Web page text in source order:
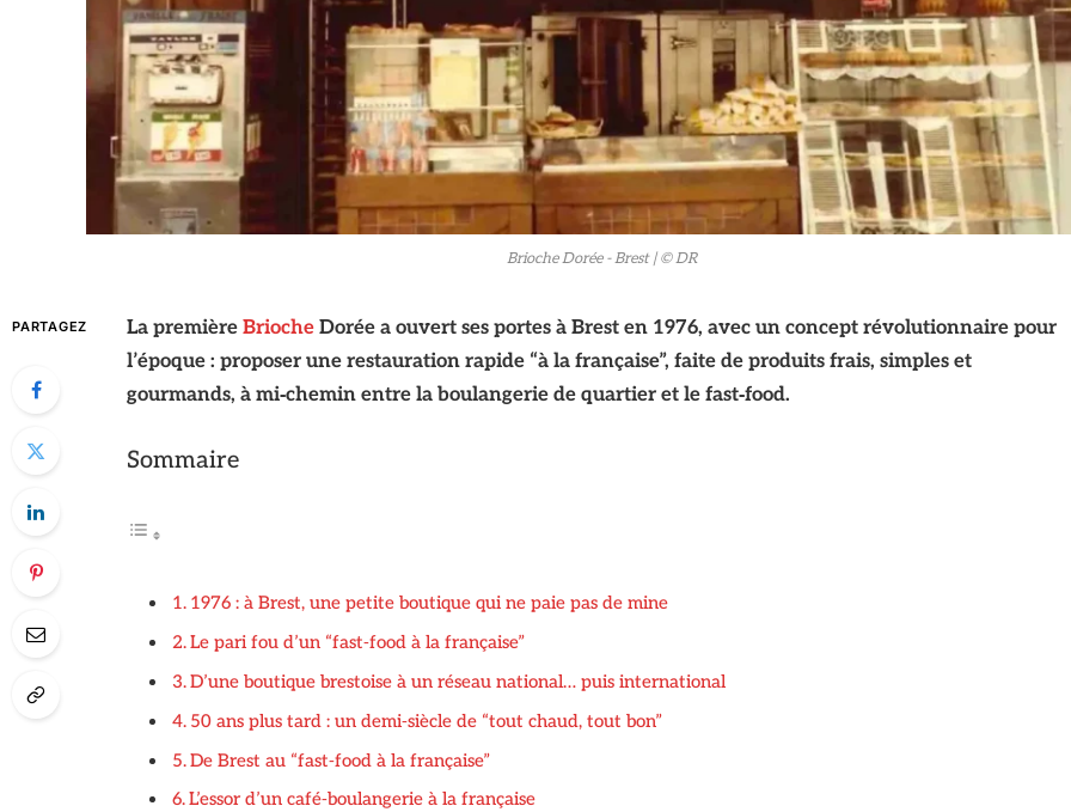
Brioche Dorée - Brest | © DR
PARTAGEZ La première BriocheDorée a ouvert ses portes à Brest en 1976, avec un concept révolutionnaire pour
l’époque : proposer une restauration rapide “à la française”, faite de produits frais, simples et
gourmands, à mi‑chemin entre la boulangerie de quartier et le fast‑food.
Sommaire
1976 : à Brest, une petite boutique qui ne paie pas de mine
Le pari fou d’un “fast‑food à la française”
D’une boutique brestoise à un réseau national… puis international
50 ans plus tard : un demi‑siècle de “tout chaud, tout bon”
De Brest au “fast‑food à la française”
L’essor d’un café‑boulangerie à la française